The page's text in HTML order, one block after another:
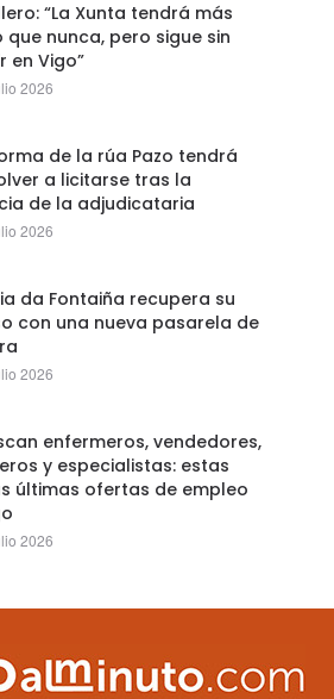
“La Xunta tendrá más
que nunca, pero sigue sin
en Vigo”
2026
de la rúa Pazo tendrá
a licitarse tras la
de la adjudicataria
2026
da Fontaiña recupera su
con una nueva pasarela de
2026
enfermeros, vendedores,
y especialistas: estas
últimas ofertas de empleo
2026